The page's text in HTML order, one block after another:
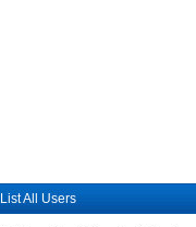
List All Users